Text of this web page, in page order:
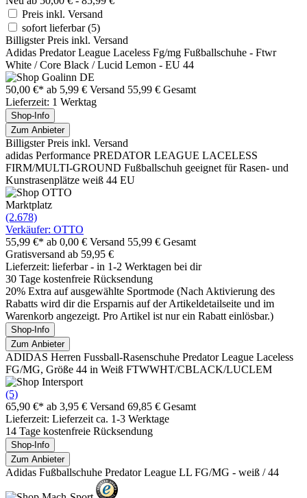
Preis inkl. Versand
sofort lieferbar(5)
Billigster Preis inkl. Versand
Adidas Predator League Laceless Fg/mg Fußballschuhe - Ftwr
White / Core Black / Lucid Lemon - EU 44
50,00 €* ab 5,99 € Versand 55,99 € Gesamt
Lieferzeit: 1 Werktag
Shop-Info
Zum Anbieter
Billigster Preis inkl. Versand
adidas Performance PREDATOR LEAGUE LACELESS
FIRM/MULTI-GROUND Fußballschuh geeignet für Rasen- und
Kunstrasenplätze weiß 44 EU
Marktplatz
(2.678)
Verkäufer: OTTO
55,99 €* ab 0,00 € Versand 55,99 € Gesamt
Gratisversand ab 59,95 €
Lieferzeit: lieferbar - in 1-2 Werktagen bei dir
30 Tage kostenfreie Rücksendung
20% Extra auf ausgewählte Sportmode (Nach Aktivierung des
Rabatts wird dir die Ersparnis auf der Artikeldetailseite und im
Warenkorb angezeigt. Pro Artikel ist nur ein Rabatt einlösbar.)
Shop-Info
Zum Anbieter
ADIDAS Herren Fussball-Rasenschuhe Predator League Laceless
FG/MG, Größe 44 in Weiß FTWWHT/CBLACK/LUCLEM
(5)
65,90 €* ab 3,95 € Versand 69,85 € Gesamt
Lieferzeit: Lieferzeit ca. 1-3 Werktage
14 Tage kostenfreie Rücksendung
Shop-Info
Zum Anbieter
Adidas Fußballschuhe Predator League LL FG/MG - weiß / 44